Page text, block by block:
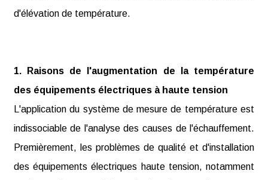
d'élévation de température.
1. Raisons de l'augmentation de la température
des équipements électriques à haute tension
L'application du système de mesure de température est
indissociable de l'analyse des causes de l'échauffement.
Premièrement, les problèmes de qualité et d'installation
des équipements électriques haute tension, notamment